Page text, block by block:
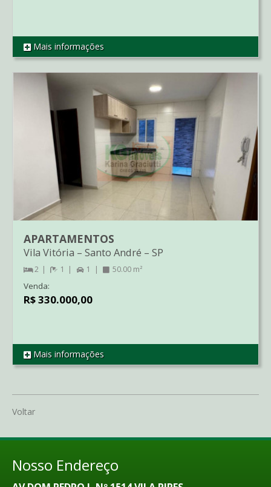
REF AP3284
Mais informações
REF AP2861
APARTAMENTOS
Vila Vitória – Santo André – SP
2 1 1 50.00 m²
Venda:
R$ 330.000,00
Mais informações
Voltar
Nosso Endereço